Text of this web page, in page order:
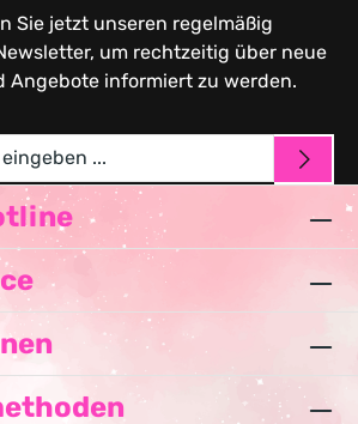
Sie jetzt unseren regelmäßig
um rechtzeitig über neue
Angebote informiert zu werden.